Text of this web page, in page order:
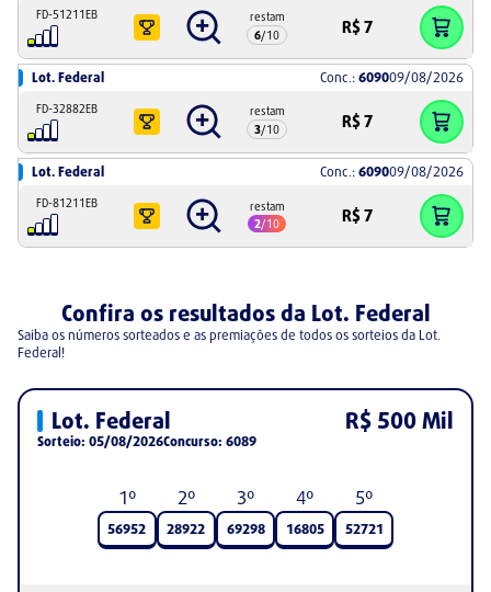
FD-51211EB
restam
6/10 R$7
Lot. Federal Conc.: 609009/08/2026
FD-32882EB
restam
3/10 R$7
Lot. Federal Conc.: 609009/08/2026
FD-81211EB
restam
2/10 R$7
Confira os resultados da Lot. Federal
Saiba os números sorteados e as premiações de todos os sorteios da Lot.
Federal !
Lot. Federal R$ 500 Mil
Sorteio: 05/08/2026Concurso: 6089
1º
56952
2º
28922
3º
69298
4º
16805
5º
52721